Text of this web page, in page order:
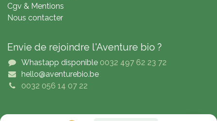
Cgv & Mentions
Nous contacter
Envie de rejoindre l'Aventure bio ?
Whastapp disponible0032 497 62 23 72
hello@aventurebio.be
0032 056 14 07 22